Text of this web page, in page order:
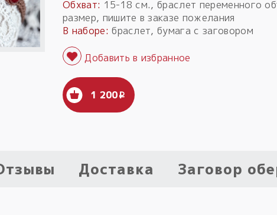
Обхват: 15-18 см., браслет переменного
размер, пишите в заказе пожелания
В наборе: браслет, бумага с заговором
1 200i
Доставка Заговор